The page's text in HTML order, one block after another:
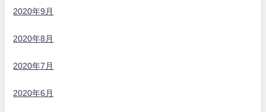
2020年9月
2020年8月
2020年7月
2020年6月